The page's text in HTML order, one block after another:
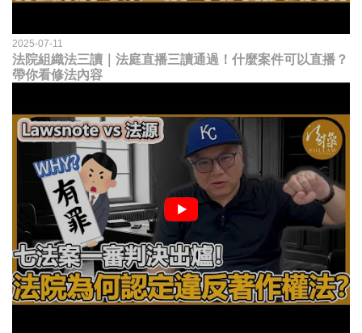
2025-07-11
法院組織法三讀｜法庭直播三讀通過！什麼案件可以直播？
帶你看修法內容